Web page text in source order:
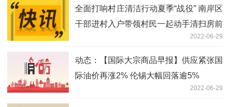
全面打响村庄清洁行动夏季“战役” 南岸区
干部进村入户带领村民一起动手清扫房前
2022-06-29
动态：【国际大宗商品早报】供应紧张国
际油价再涨2% 伦锡大幅回落逾5%
2022-06-29